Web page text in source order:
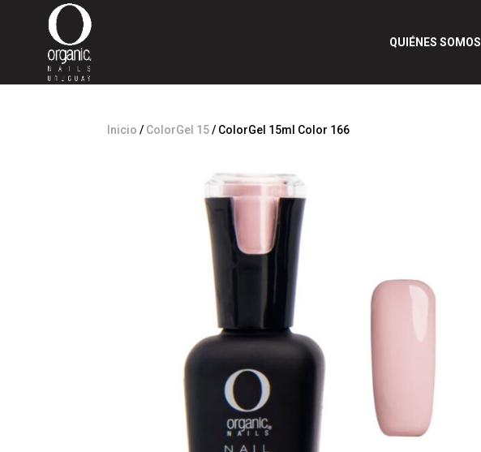
QUIÉNES SOMOS
Inicio / ColorGel 15/ ColorGel 15ml Color 166